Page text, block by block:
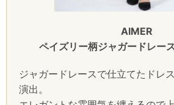
AIMER
ペイズリー柄ジャガードレー
ジャガードレースで仕立てたドレ
演出。